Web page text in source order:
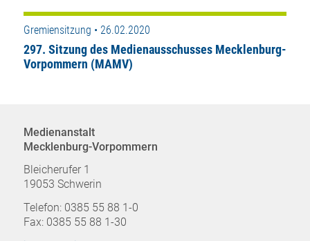
Gremiensitzung • 26.02.2020
297. Sitzung des Medienausschusses Mecklenburg-
Vorpommern (MAMV)
Medienanstalt
Mecklenburg-Vorpommern
Bleicherufer 1
19053 Schwerin
Telefon: 0385 55 88 1-0
Fax: 0385 55 88 1-30